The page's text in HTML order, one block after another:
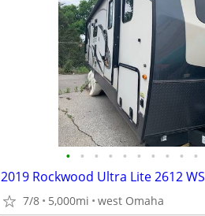
• • • • • • • • • •
2019 Rockwood Ultra Lite 2612 WS
7/8 5,000mi west Omaha